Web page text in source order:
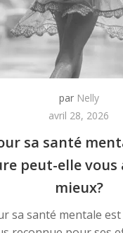
par Nelly
avril 28, 2026
sa santé
peut-elle
mieux?
sa santé mentale